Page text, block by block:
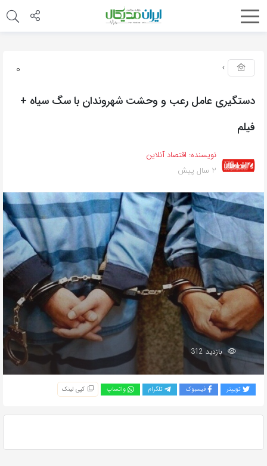
0
دستگیری عامل رعب و وحشت شهروندان با سگ سیاه +
فیلم
نویسنده: اقتصاد آنلاین
2 سال پیش
بازدید 312
توییتر فیسبوک تلگرام واتساپ کپی لینک